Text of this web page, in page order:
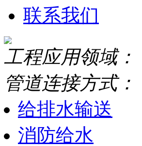
联系我们
工程应用领域：
管道连接方式：
给排水输送
消防给水